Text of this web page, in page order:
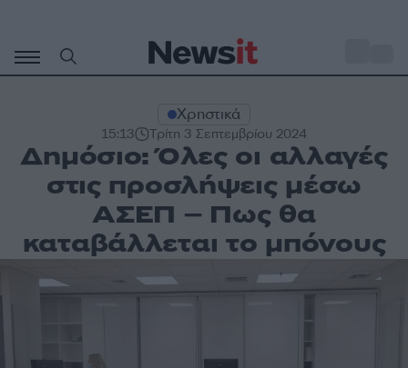
περιεχόμενο
Χρηστικά
15:13 Τρίτη 3 Σεπτεμβρίου 2024
Δημόσιο: Όλες οι αλλαγές
στις προσλήψεις μέσω
ΑΣΕΠ – Πως θα
καταβάλλεται το μπόνους